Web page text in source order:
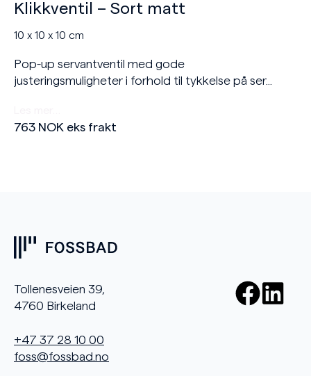
Klikkventil – Sort matt
10 x 10 x 10 cm
Pop-up servantventil med gode
justeringsmuligheter i forhold til tykkelse på ser...
763 NOK eks frakt
Tollenesveien 39,
4760 Birkeland
+47 37 28 10 00
foss@fossbad.no